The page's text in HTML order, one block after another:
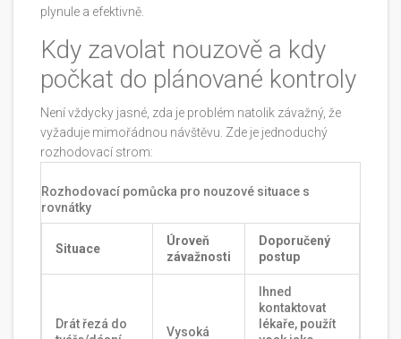
plynule a efektivně.
Kdy zavolat nouzově a kdy
počkat do plánované kontroly
Není vždycky jasné, zda je problém natolik závažný, že
vyžaduje mimořádnou návštěvu. Zde je jednoduchý
rozhodovací strom:
Rozhodovací pomůcka pro nouzové situace s
rovnátky
Situace
Úroveň
závažnosti
Doporučený
postup
Drát řezá do
Vysoká
Ihned
kontaktovat
lékaře, použít